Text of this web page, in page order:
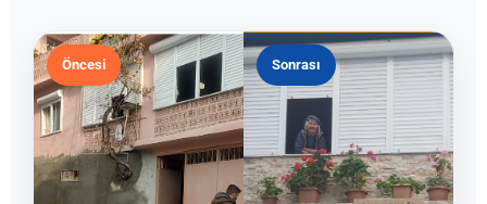
Öncesi Sonrası